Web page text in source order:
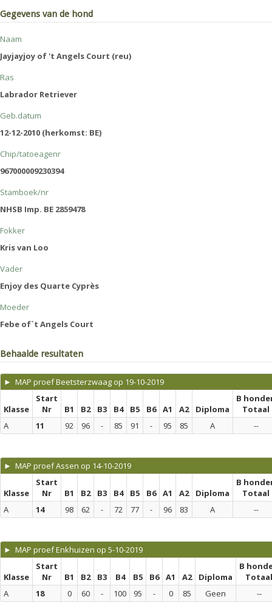
Gegevens van de hond
Naam
Jayjayjoy of 't Angels Court (reu)
Ras
Labrador Retriever
Geb.datum
12-12-2010 (herkomst: BE)
Chip/tatoeagenr
967000009230394
Stamboek/nr
NHSB Imp. BE 2859478
Fokker
Kris van Loo
Vader
Enjoy des Quarte Cyprès
Moeder
Febe of`t Angels Court
Behaalde resultaten
► MAP proef Beetsterzwaag op 19-10-2019
Klasse
Start
Nr
B1 B2 B3 B4 B5 B6 A1 A2 Diploma
B
Totaal
A
11 92 96 - 85 91 - 95 85 A --
► MAP proef Assen op 14-10-2019
Klasse
Start
Nr
B1 B2 B3 B4 B5 B6 A1 A2 Diploma
B
Totaal
A
14 98 62 - 72 77 - 96 83 A --
► MAP proef Enkhuizen op 5-10-2019
Klasse
Start
Nr
B1 B2 B3 B4 B5 B6 A1 A2 Diploma
B
Totaal
A
18 0 60 - 100 95 - 0 85 Geen --